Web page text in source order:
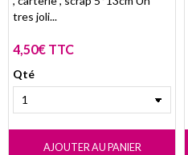
tres joli...
4,50€ TTC
Qté
AJOUTER AU PANIER